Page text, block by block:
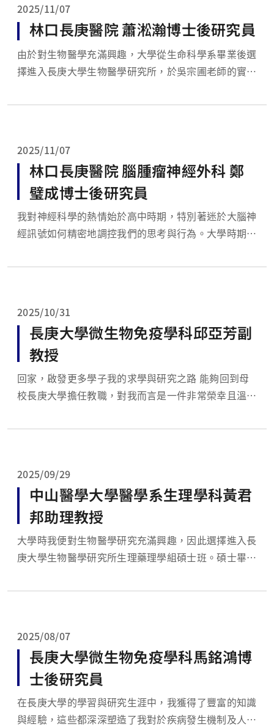
要性 。 ...
2025/11/07
林口長庚醫院 蕭淞瀚博士後研究員
由於對生物醫學充滿興趣，大學從生命科學系畢業後選
擇進入長庚大學生物醫學研究所，於吳宗圃老師的實驗
drug transporter 導致的癌症多重抗藥性（multidrug
2025/11/07
林口長庚醫院 腦腫瘤神經外科 鄭
璧成博士後研究員
我對神經科學的熱情始於高中時期，特別著迷於大腦神
經訊號如何精密地調控我們的思考與行為。大學時期紮
生理奧秘的決心。 我在長庚生醫所開展了我的科研旅
2025/10/31
長庚大學微生物免疫學科邱亞芳副
教授
回家，啟發更多學子我的求學與研究之路 能夠回到母
校長庚大學擔任教職，對我而言是一件非常榮幸且溫暖
術學系，之後繼續在長庚大學生物醫學研究所微生物組
2025/09/29
中山醫學大學醫學系生理學科黃君
邦助理教授
大學時我便對生物醫學研究充滿興趣，因此選擇進入長
庚大學生物醫學研究所生理藥理學組碩士班。碩士畢業
究這條路後，便繼續在所內念博士班。目前，我任職於
2025/08/07
長庚大學微生物免疫學科馬銘鴻博
士後研究員
在長庚大學的學習與研究生涯中，我獲得了豐富的知識
與經驗，這些都深深塑造了我對於疾病發生機制及人體